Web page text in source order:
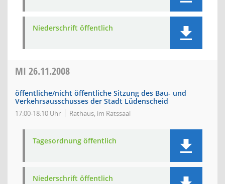
Niederschrift öffentlich
MI 26.11.2008
öffentliche/nicht öffentliche Sitzung des Bau- und
Verkehrsausschusses der Stadt Lüdenscheid
17:00-18:10 Uhr Rathaus, im Ratssaal
Tagesordnung öffentlich
Niederschrift öffentlich